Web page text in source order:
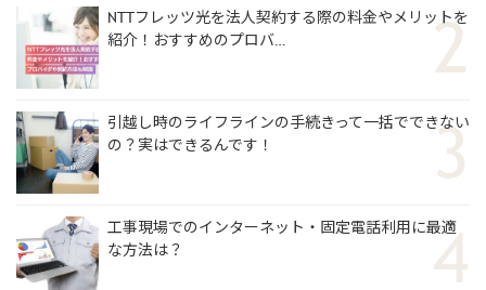
NTTフレッツ光を法人契約する際の料金やメリットを
紹介！おすすめのプロバ…
引越し時のライフラインの手続きって一括でできない
の？実はできるんです！
工事現場でのインターネット・固定電話利用に最適
な方法は？